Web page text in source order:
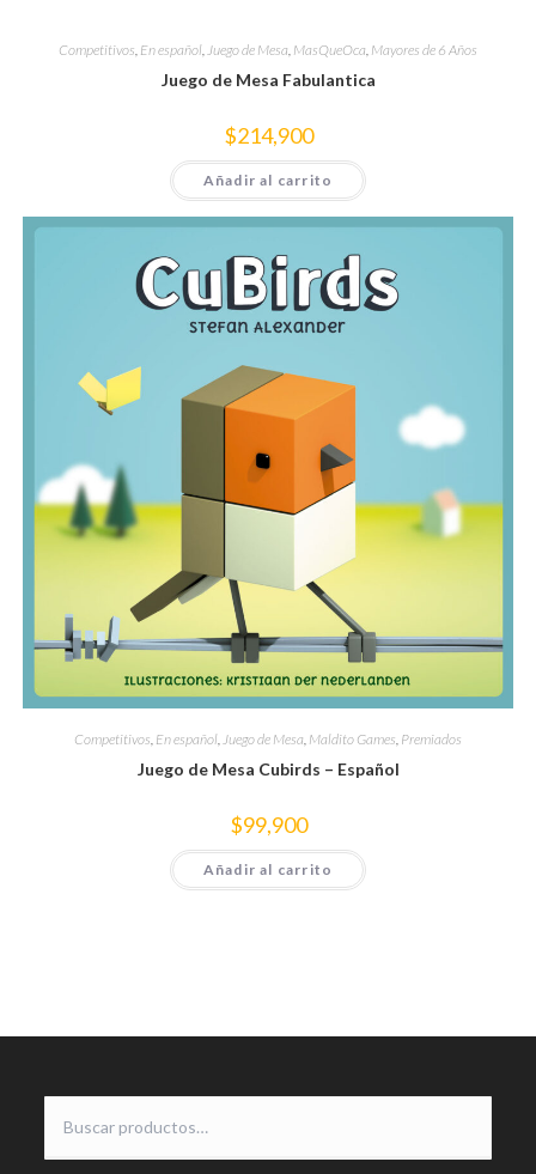
Competitivos, En español,Juego de Mesa, MasQueOca, Mayores de 6 Años
Juego de Mesa Fabulantica
$214,900
Añadir al carrito
Competitivos En español Juego de Mesa Maldito Games Premiados
Juego de Mesa Cubirds – Español
$99,900
Añadir al carrito